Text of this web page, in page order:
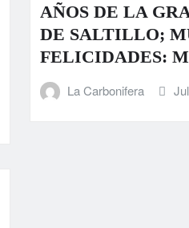
AÑOS DE LA
DE SALTILLO;
FELICIDADES:
La Carbonifera